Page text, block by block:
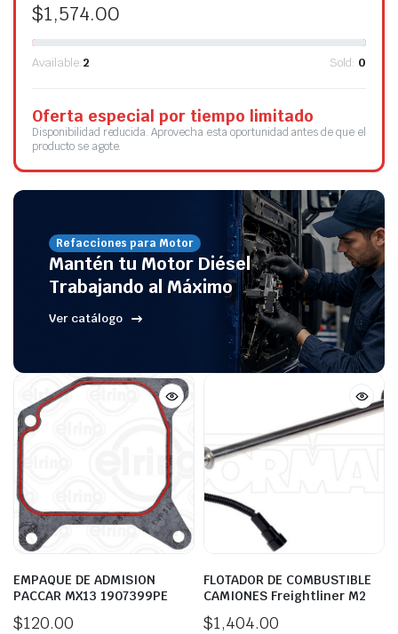
$1,574.00
Available:2 Sold: 0
Oferta especial por tiempo limitado
Disponibilidad reducida. Aprovecha esta oportunidad antes de que el
producto se agote.
Refacciones para Motor
Mantén tu Motor Diésel
Trabajando al Máximo
Ver catálogo
EMPAQUE DE ADMISION
PACCAR MX13 1907399PE
$120.00
FLOTADOR DE COMBUSTIBLE
CAMIONES Freightliner M2
$1,404.00